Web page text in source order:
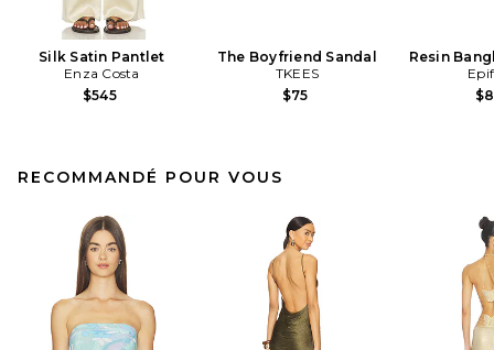
Silk Satin Pantlet
Enza Costa
$545
The Boyfriend Sandal
TKEES
$75
Resin
RECOMMANDÉ POUR VOUS